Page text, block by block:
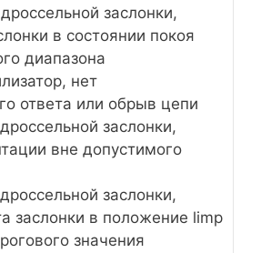
заслонки,
в состоянии покоя
диапазона
нет
ответа или обрыв цепи
заслонки,
вне допустимого
заслонки,
заслонки в положение limp
значения